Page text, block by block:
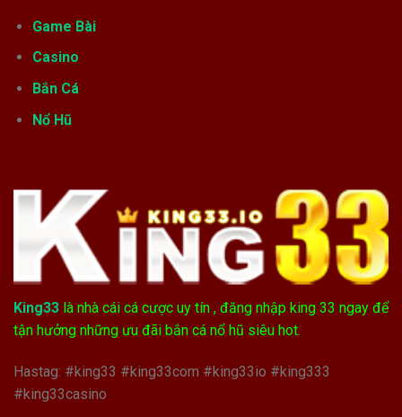
Game Bài
Casino
Bắn Cá
Nổ Hũ
King33 là nhà cái cá cược uy tín , đăng nhập king 33 ngay để
tận hưởng những ưu đãi bắn cá nổ hũ siêu hot.
Hastag: #king33 #king33com #king33io #king333
#king33casino